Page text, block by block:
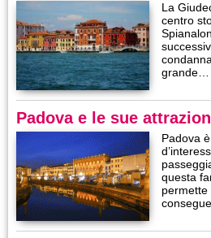
La
centro
grande…
Padova e le sue
Padova
questa
permette